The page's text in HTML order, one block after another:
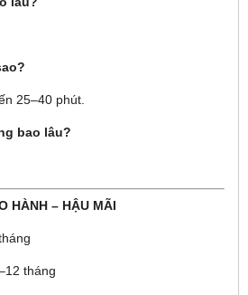
25–40 phút.
bao lâu?
HÀNH – HẬU MÃI
tháng